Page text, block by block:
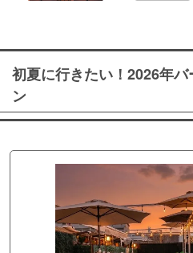
初夏に行きたい！2026年
ン